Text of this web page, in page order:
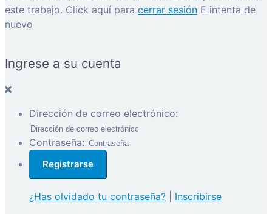
este trabajo. Click aquí para cerrar sesión E intenta de
nuevo
Ingrese a su cuenta
Dirección de correo electrónico:
Contraseña:
¿Has olvidado tu contraseña? Inscribirse